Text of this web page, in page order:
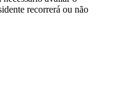
recorrerá ou não